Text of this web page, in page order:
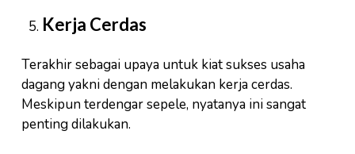
Kerja Cerdas
Terakhir sebagai upaya untuk kiat sukses usaha
dagang yakni dengan melakukan kerja cerdas.
Meskipun terdengar sepele, nyatanya ini sangat
penting dilakukan.